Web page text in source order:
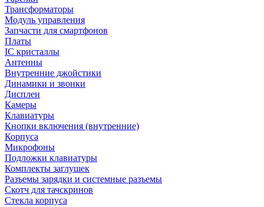
Трансформаторы
Модуль управления
Запчасти для смартфонов
Платы
IC кристаллы
Антенны
Внутренние джойстики
Динамики и звонки
Дисплеи
Камеры
Клавиатуры
Кнопки включения (внутренние)
Корпуса
Микрофоны
Подложки клавиатуры
Комплекты заглушек
Разъемы зарядки и системные разъемы
Скотч для тачскринов
Стекла корпуса